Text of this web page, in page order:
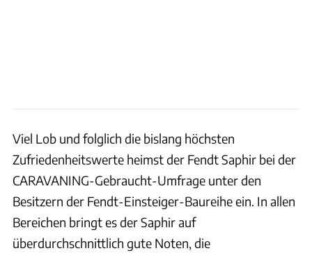
Viel Lob und folglich die bislang höchsten
Zufriedenheitswerte heimst der Fendt Saphir bei der
CARAVANING-Gebraucht-Umfrage unter den
Besitzern der Fendt-Einsteiger-Baureihe ein. In allen
Bereichen bringt es der Saphir auf
überdurchschnittlich gute Noten, die